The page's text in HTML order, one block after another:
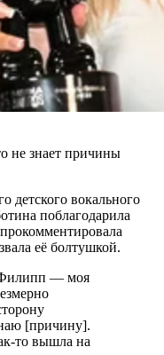
не знает причины
вокального
поблагодарила
её болтушкой.
Филипп — моя
[причину].
то вышла на